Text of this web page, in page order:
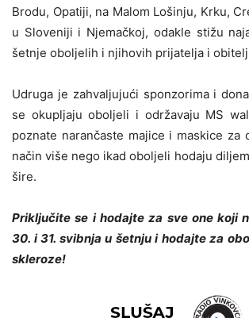
Brodu, Opatiji, na Malom Lošinju, Krku,
u Sloveniji i Njemačkoj, odakle stižu
šetnje oboljelih i njihovih prijatelja i
Udruga je zahvaljujući sponzorima i
se okupljaju oboljeli i održavaju MS
poznate narančaste majice i maskice za
način više nego ikad oboljeli hodaju
šire.
Priključite se i hodajte za sve one koji
30. i 31. svibnja u šetnju i hodajte za
skleroze!